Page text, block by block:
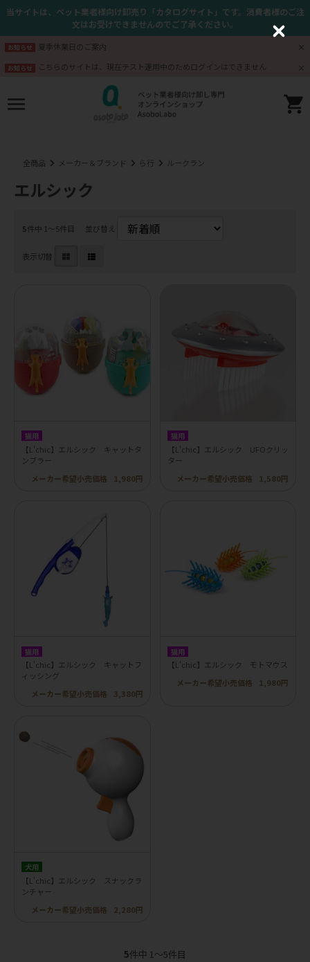
当サイトは、ペット業者様向け卸売り「カタログサイト」です。消費者様のご注
文はお受けできませんのでご了承ください。
お知らせ 夏季休業日のご案内
お知らせ こちらのサイトは、現在テスト運用中のためログインはできません
全商品 メーカー＆ブランド ら行 ルークラン
エルシック
5件中 1〜5件目 並び替え
表示切替
猫用
【L'chic】エルシック キャットタ
ンブラー
メーカー希望小売価格
1,980円
猫用
【L'chic】エルシック UFOクリッ
ター
メーカー希望小売価格
1,580円
猫用
【L'chic】エルシック キャットフ
ィッシング
メーカー希望小売価格
3,380円
猫用
【L'chic】エルシック モトマウス
メーカー希望小売価格
1,980円
犬用
【L'chic】エルシック スナックラ
ンチャー
メーカー希望小売価格
2,280円
5件中 1〜5件目
C